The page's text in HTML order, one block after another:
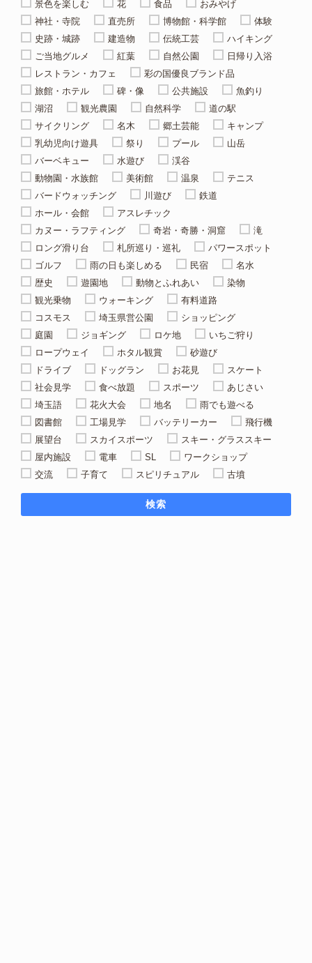
景色を楽しむ 花 食品
おみやげ
神社・寺院
直売所 博物館・科学館
体験
史跡・城跡
建造物 伝統工芸
ハイキング
ご当地グルメ
紅葉 自然公園
日帰り入浴
レストラン・カフェ
彩の国優良ブランド品
旅館・ホテル
碑・像 公共施設
魚釣り
湖沼
観光農園 自然科学
道の駅
サイクリング
名木 郷土芸能
キャンプ
乳幼児向け遊具
祭り プール
山岳
バーベキュー
水遊び
渓谷
動物園・水族館
美術館 温泉
テニス
バードウォッチング
川遊び
鉄道
ホール・会館
アスレチック
カヌー・ラフティング
奇岩・奇勝・洞窟
滝
ロング滑り台
札所巡り・巡礼
パワースポット
ゴルフ
雨の日も楽しめる 民宿
名水
歴史
遊園地 動物とふれあい
染物
観光乗物
ウォーキング
有料道路
コスモス
埼玉県営公園
ショッピング
庭園
ジョギング ロケ地
いちご狩り
ロープウェイ
ホタル観賞
砂遊び
ドライブ
ドッグラン お花見
スケート
社会見学
食べ放題 スポーツ
あじさい
埼玉語
花火大会 地名
雨でも遊べる
図書館
工場見学 バッテリーカー
飛行機
展望台
スカイスポーツ
スキー・グラススキー
屋内施設
電車 SL
ワークショップ
交流
子育て スピリチュアル 古墳
検索